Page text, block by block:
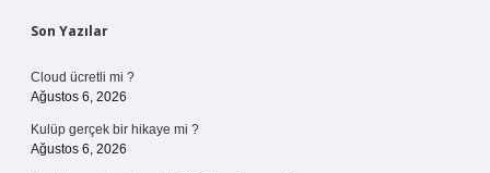
Sidebar
Son Yazılar
Cloud ücretli mi ?
Ağustos 6, 2026
Kulüp gerçek bir hikaye mi ?
Ağustos 6, 2026